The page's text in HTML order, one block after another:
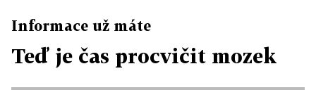
Informace už máte
Teď je čas procvičit mozek